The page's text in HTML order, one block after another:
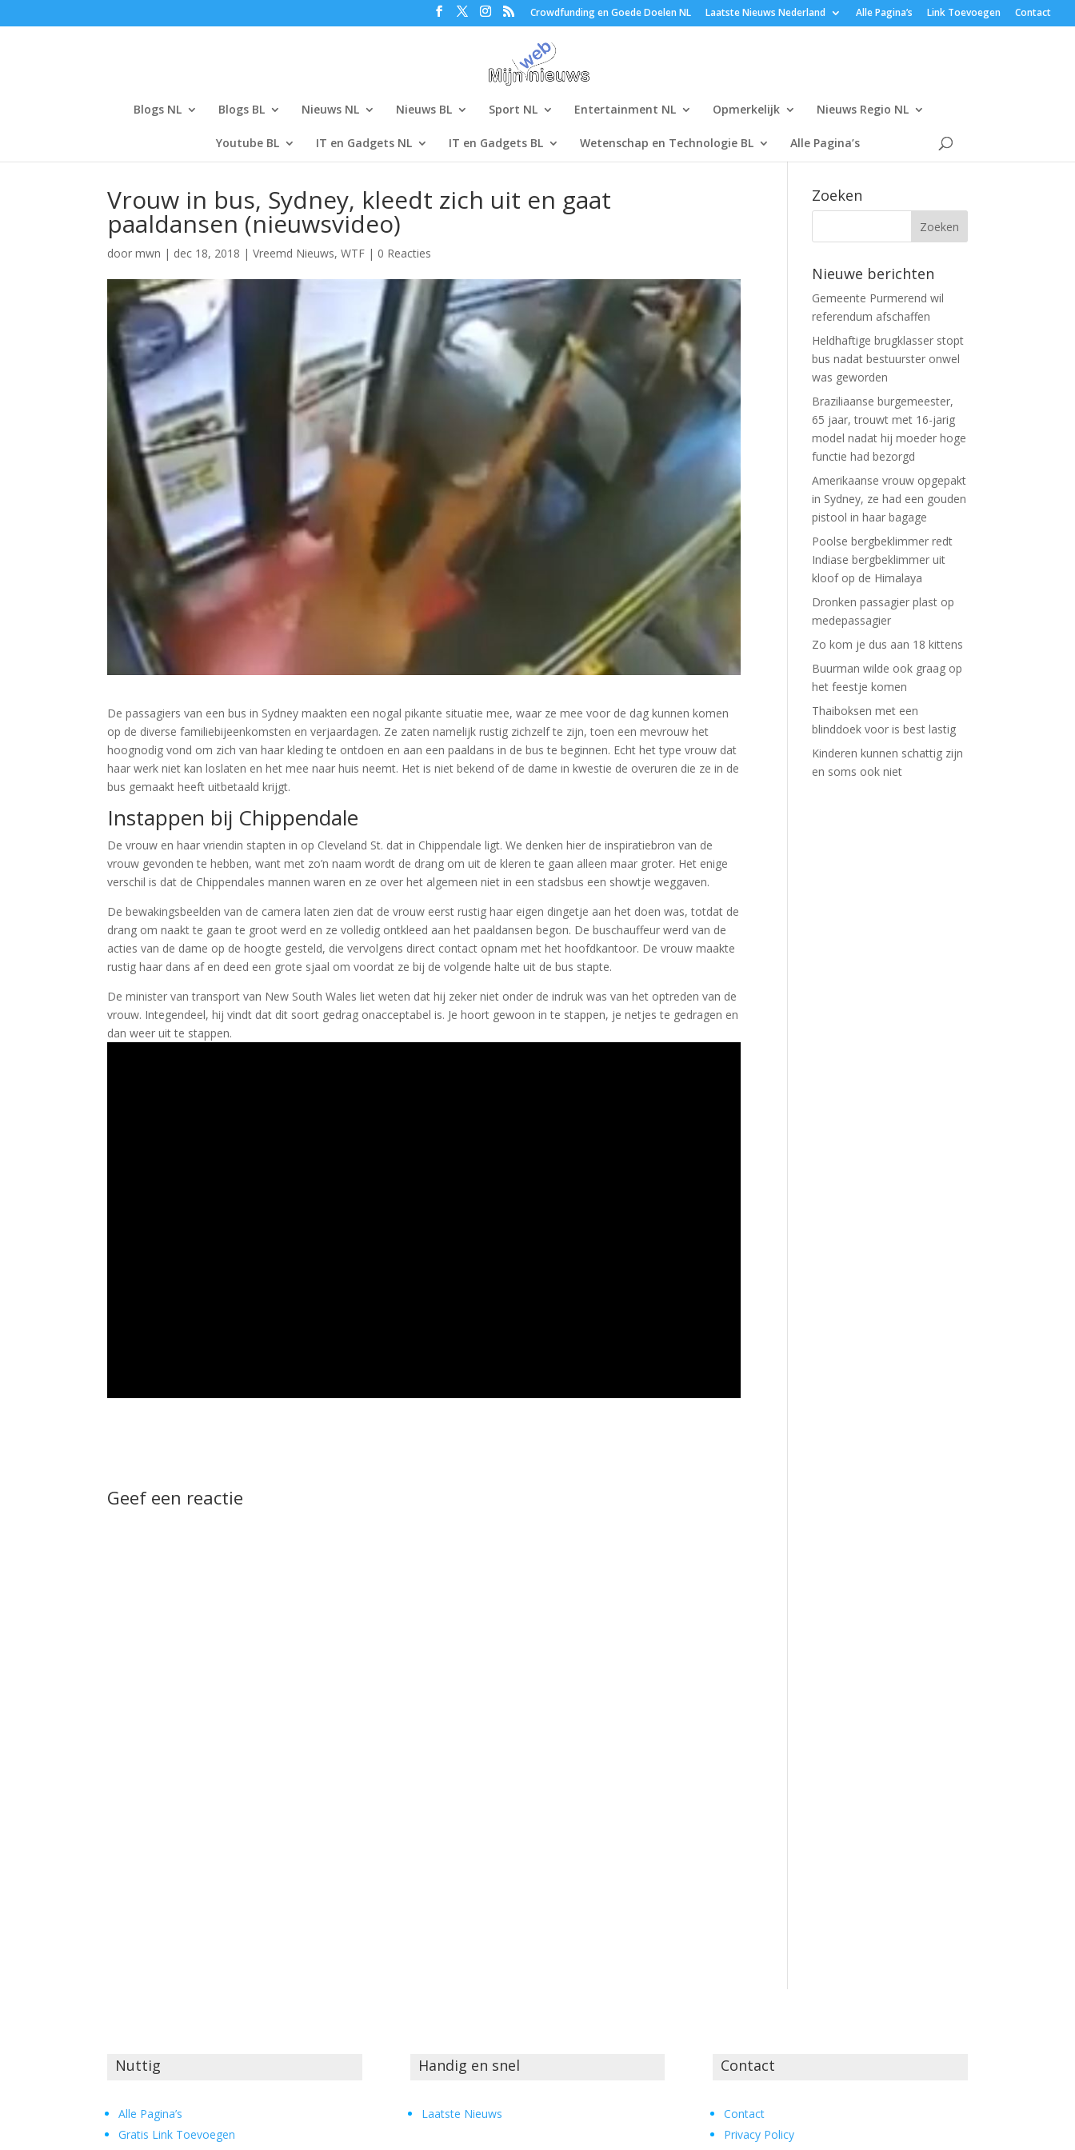
Crowdfunding en Goede Doelen NL Laatste Nieuws Nederland Alle Pagina’s Link Toevoegen Contact
Blogs NL Blogs BL Nieuws NL Nieuws BL Sport NL Entertainment NL Opmerkelijk Nieuws Regio NL
Youtube BL IT en Gadgets NL IT en Gadgets BL Wetenschap en Technologie BL Alle Pagina’s
Vrouw in bus, Sydney, kleedt zich uit en gaat
paaldansen (nieuwsvideo)
doormwn | dec 18, 2018 |Vreemd Nieuws,WTF | 0 Reacties
De passagiers van een bus in Sydney maakten een nogal pikante situatie mee, waar ze mee voor de dag kunnen komen
op de diverse familiebijeenkomsten en verjaardagen. Ze zaten namelijk rustig zichzelf te zijn, toen een mevrouw het
hoognodig vond om zich van haar kleding te ontdoen en aan een paaldans in de bus te beginnen. Echt het type vrouw dat
haar werk niet kan loslaten en het mee naar huis neemt. Het is niet bekend of de dame in kwestie de overuren die ze in de
bus gemaakt heeft uitbetaald krijgt.
Instappen bij Chippendale
De vrouw en haar vriendin stapten in op Cleveland St. dat in Chippendale ligt. We denken hier de inspiratiebron van de
vrouw gevonden te hebben, want met zo’n naam wordt de drang om uit de kleren te gaan alleen maar groter. Het enige
verschil is dat de Chippendales mannen waren en ze over het algemeen niet in een stadsbus een showtje weggaven.
De bewakingsbeelden van de camera laten zien dat de vrouw eerst rustig haar eigen dingetje aan het doen was, totdat de
drang om naakt te gaan te groot werd en ze volledig ontkleed aan het paaldansen begon. De buschauffeur werd van de
acties van de dame op de hoogte gesteld, die vervolgens direct contact opnam met het hoofdkantoor. De vrouw maakte
rustig haar dans af en deed een grote sjaal om voordat ze bij de volgende halte uit de bus stapte.
De minister van transport van New South Wales liet weten dat hij zeker niet onder de indruk was van het optreden van de
vrouw. Integendeel, hij vindt dat dit soort gedrag onacceptabel is. Je hoort gewoon in te stappen, je netjes te gedragen en
dan weer uit te stappen.
Geef een reactie
Zoeken
Nieuwe berichten
Gemeente Purmerend wil
referendum afschaffen
Heldhaftige brugklasser stopt
bus nadat bestuurster onwel
was geworden
Braziliaanse burgemeester,
65 jaar, trouwt met 16-jarig
model nadat hij moeder hoge
functie had bezorgd
Amerikaanse vrouw opgepakt
in Sydney, ze had een gouden
pistool in haar bagage
Poolse bergbeklimmer redt
Indiase bergbeklimmer uit
kloof op de Himalaya
Dronken passagier plast op
medepassagier
Zo kom je dus aan 18 kittens
Buurman wilde ook graag op
het feestje komen
Thaiboksen met een
blinddoek voor is best lastig
Kinderen kunnen schattig zijn
en soms ook niet
Nuttig
Alle Pagina’s
Gratis Link Toevoegen
Handig en snel
Laatste Nieuws
Contact
Contact
Privacy Policy